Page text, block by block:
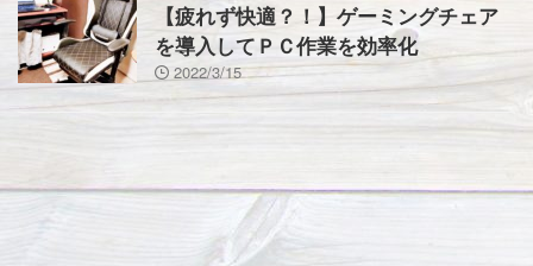
【疲れず快適？！】ゲーミングチェア
を導入してＰＣ作業を効率化
2022/3/15